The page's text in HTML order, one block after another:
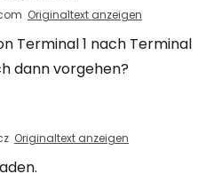
Originaltext anzeigen
Terminal 1 nach Terminal
dann vorgehen?
Originaltext anzeigen